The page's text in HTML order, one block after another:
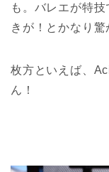
も。バレエが特
きが！とかなり驚
枚方といえば、
ん！